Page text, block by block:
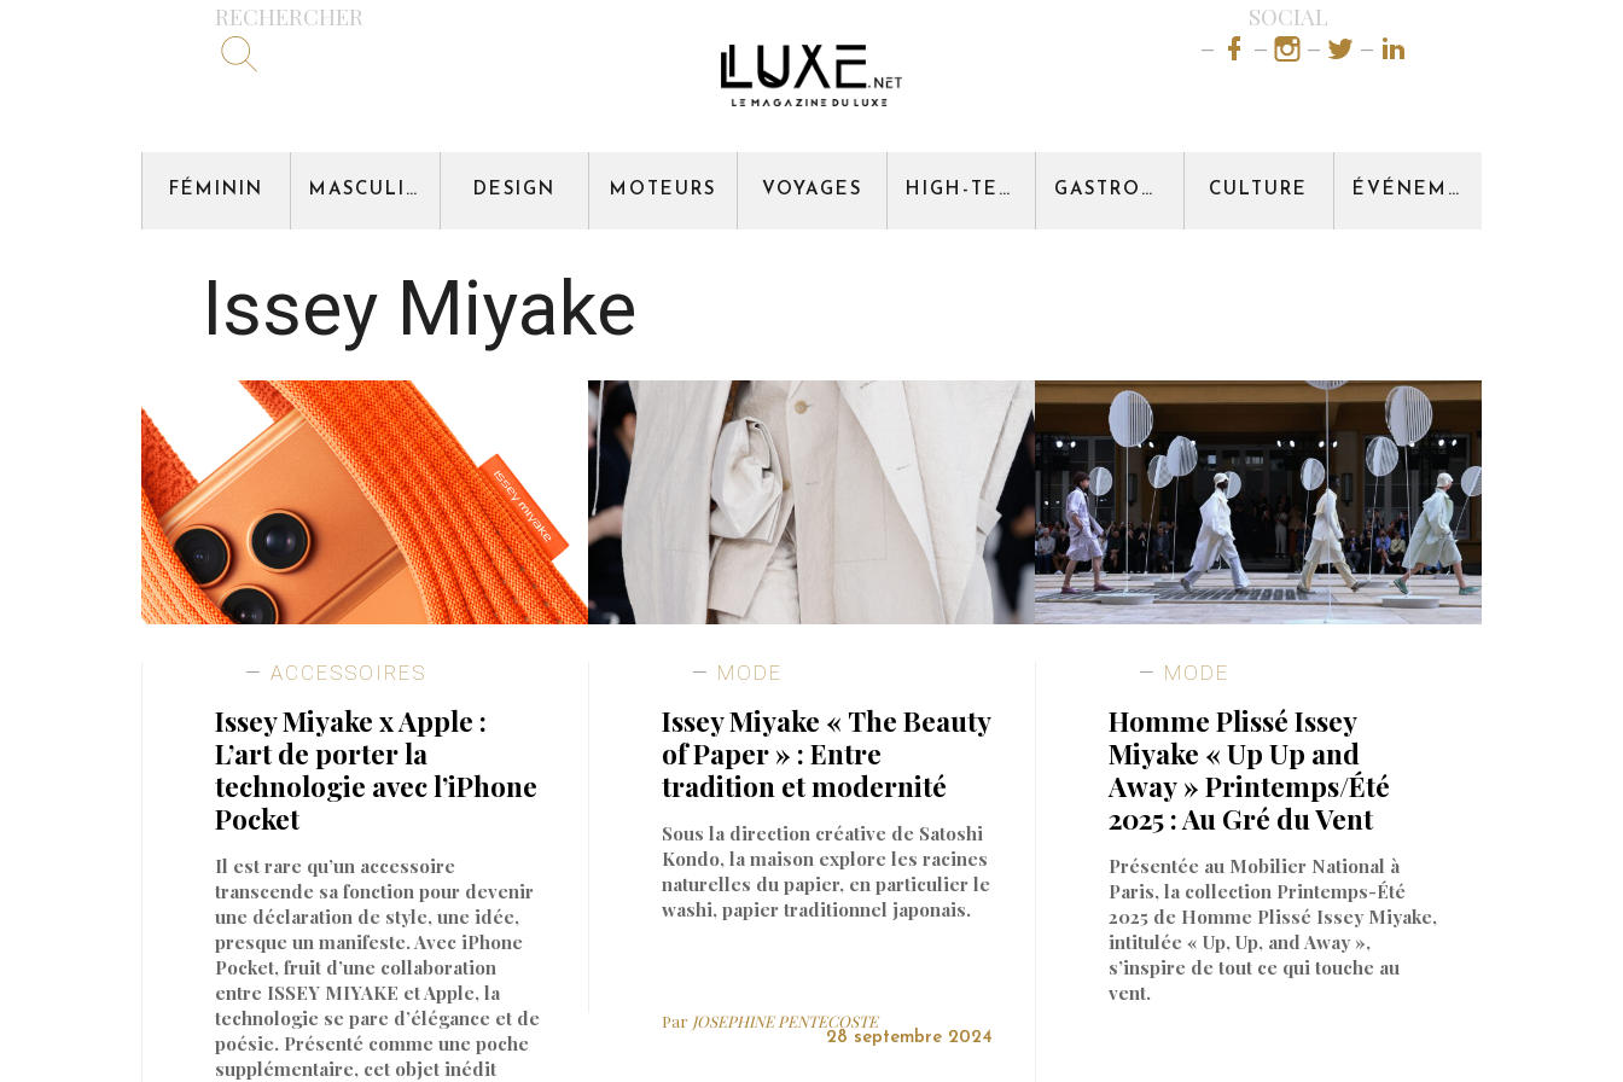
RECHERCHER SOCIAL
FÉMININ MASCULIN DESIGN MOTEURS VOYAGES HIGH-TECH GASTRONOMIE CULTURE ÉVÉNEMENT
Issey Miyake
ACCESSOIRES
Issey Miyake x Apple :
L’art de porter la
technologie avec l’iPhone
Pocket
Il est rare qu’un accessoire
transcende sa fonction pour devenir
une déclaration de style, une idée,
presque un manifeste. Avec iPhone
Pocket, fruit d’une collaboration
entre ISSEY MIYAKE et Apple, la
technologie se pare d’élégance et de
poésie. Présenté comme une poche
supplémentaire, cet objet inédit
MODE
Issey Miyake « The Beauty
of Paper » : Entre
tradition et modernité
Sous la direction créative de Satoshi
Kondo, la maison explore les racines
naturelles du papier, en particulier le
washi, papier traditionnel japonais.
Par JOSEPHINE PENTECOSTE
28 septembre 2024
MODE
Homme Plissé Issey
Miyake « Up Up and
Away » Printemps/Été
2025 : Au Gré du Vent
Présentée au Mobilier National à
Paris, la collection Printemps-Été
2025 de Homme Plissé Issey Miyake,
intitulée « Up, Up, and Away »,
s’inspire de tout ce qui touche au
vent.